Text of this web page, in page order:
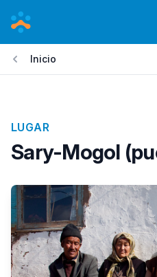
Pasar
contenido
principalInicio
LUGAR
Sary-Mogol